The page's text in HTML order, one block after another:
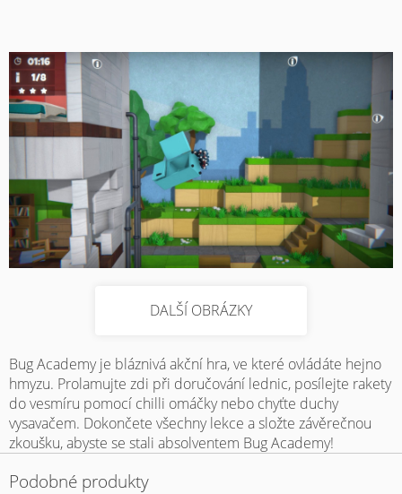
DALŠÍ OBRÁZKY
Bug Academy je bláznivá akční hra, ve které ovládáte hejno
hmyzu. Prolamujte zdi při doručování lednic, posílejte rakety
do vesmíru pomocí chilli omáčky nebo chyťte duchy
vysavačem. Dokončete všechny lekce a složte závěrečnou
zkoušku, abyste se stali absolventem Bug Academy!
Podobné produkty